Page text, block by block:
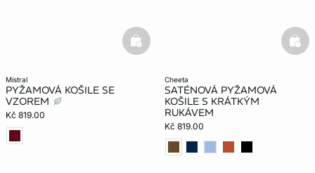
mistral
PYŽAMOVÁ KOŠILE SE
VZOREM
Kč 819.00
basketfull
cheeta
SATÉNOVÁ PYŽAMOVÁ
KOŠILE S KRÁTKÝM
RUKÁVEM
Kč 819.00